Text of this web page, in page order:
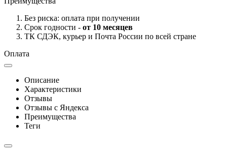
Без риска: оплата при получении
Срок годности - от 10 месяцев
ТК СДЭК, курьер и Почта России по всей стране
Оплата
Описание
Характеристики
Отзывы
Отзывы с Яндекса
Преимущества
Теги